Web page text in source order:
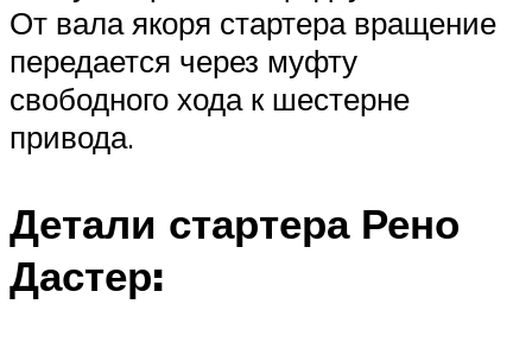
От вала якоря стартера вращение
передается через муфту
свободного хода к шестерне
привода.
Детали стартера Рено
Дастер: